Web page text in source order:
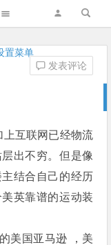
置菜单
发表评论
互联网已经物流
出不穷。但是像
结合自己的经历
英靠谱的运动装
美国亚马逊 ，美